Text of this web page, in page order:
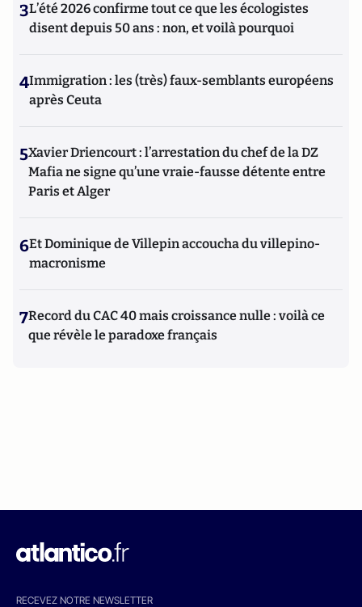
3L’été 2026 confirme tout ce que les écologistes
disent depuis 50 ans : non, et voilà pourquoi
4Immigration : les (très) faux-semblants européens
après Ceuta
5Xavier Driencourt : l’arrestation du chef de la DZ
Mafia ne signe qu’une vraie-fausse détente entre
Paris et Alger
6Et Dominique de Villepin accoucha du villepino-
macronisme
7Record du CAC 40 mais croissance nulle : voilà ce
que révèle le paradoxe français
RECEVEZ NOTRE NEWSLETTER